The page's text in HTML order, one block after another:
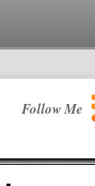
Follow Me